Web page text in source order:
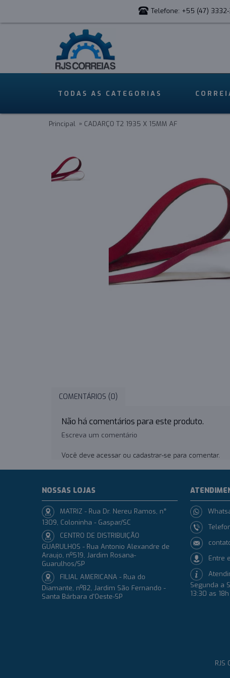
Telefone: +55 (47)
TODAS AS CATEGORIAS
Principal CADARÇO T2 1935 X 15MM AF
COMENTÁRIOS (0)
Não há comentários para este produto.
Escreva um comentário
Você deve acessar ou cadastrar-se para comentar.
NOSSAS LOJAS
MATRIZ - Rua Dr. Nereu Ramos, n°
1309, Coloninha - Gaspar/SC
CENTRO DE DISTRIBUIÇÃO
GUARULHOS - Rua Antonio Alexandre de
Araujo, nº519, Jardim Rosana-
Guarulhos/SP
FILIAL AMERICANA - Rua do
Diamante, nº82, Jardim São Fernando -
Santa Bárbara d'Oeste-SP
Entre
Segunda a
13:30 as 18h
RJS